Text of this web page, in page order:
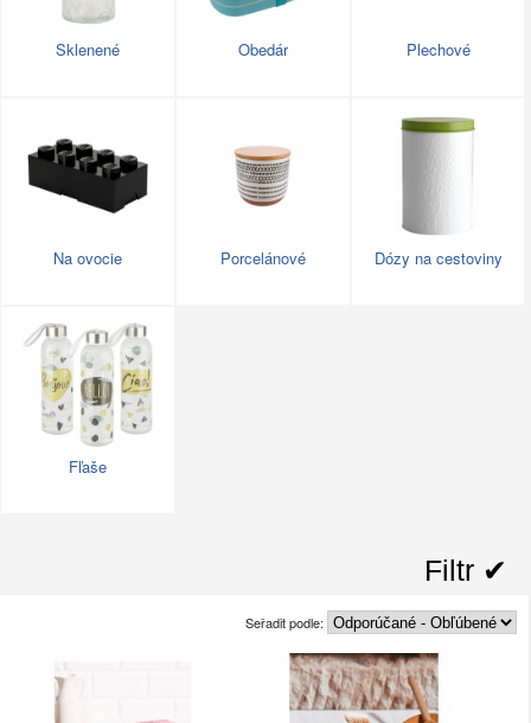
Sklenené Obedár Plechové
Na ovocie Porcelánové Dózy na cestoviny
Fľaše
Filtr ✔︎
Seřadit podle: